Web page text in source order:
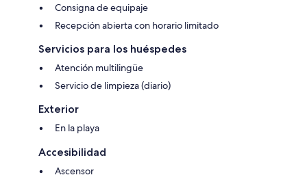
Consigna de equipaje
Recepción abierta con horario limitado
Servicios para los huéspedes
Atención multilingüe
Servicio de limpieza (diario)
Exterior
En la playa
Accesibilidad
Ascensor